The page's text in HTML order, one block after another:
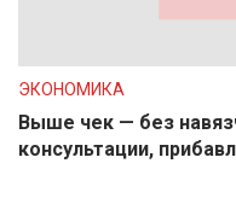
ЭКОНОМИКА
Выше чек — без
консультации,